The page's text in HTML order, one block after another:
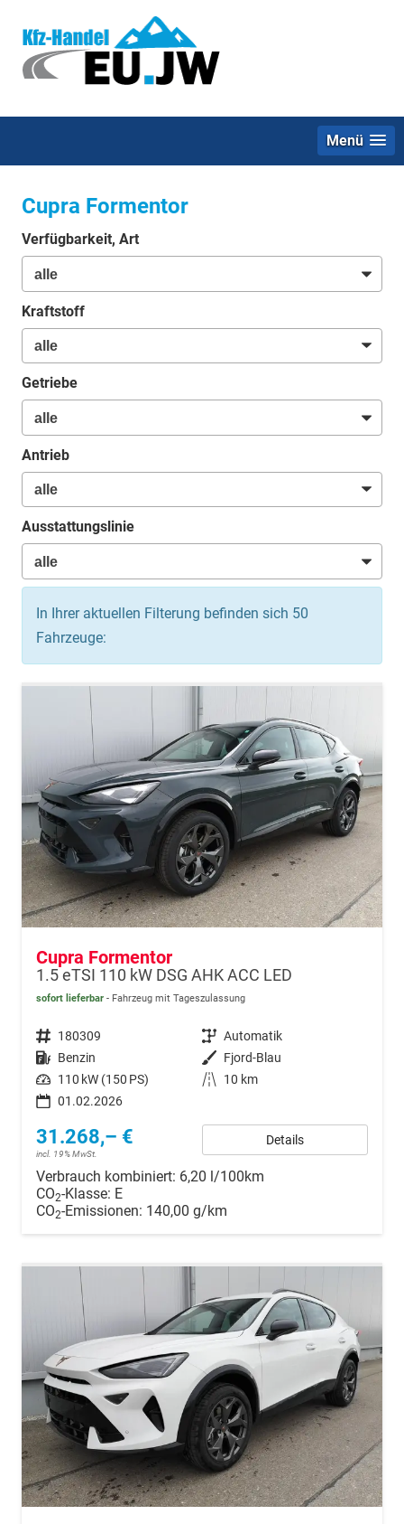
Menü
Cupra Formentor
Verfügbarkeit, Art
Kraftstoff
Getriebe
Antrieb
Ausstattungslinie
In Ihrer aktuellen Filterung befinden sich 50
Fahrzeuge:
Cupra Formentor
1.5 eTSI 110 kW DSG AHK ACC LED
sofort lieferbar Fahrzeug mit Tageszulassung
Fahrzeugnr. 180309 Getriebe Automatik
Kraftstoff Benzin Außenfarbe Fjord-Blau
Leistung 110 kW (150 PS) Kilometerstand
10 km
01.02.2026
31.268,– €
incl. 19% MwSt.
Details
Verbrauch kombiniert: 6,20 l/100km
CO2-Klasse: E
CO2-Emissionen: 140,00 g/km